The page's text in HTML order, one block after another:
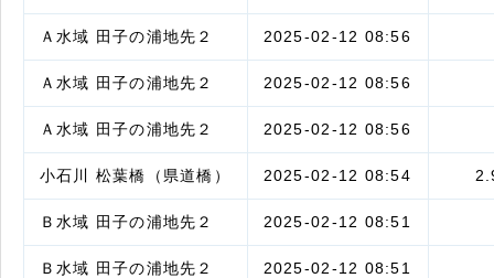
Ａ水域 田子の浦地先２ 2025-02-12 08:56
Ａ水域 田子の浦地先２ 2025-02-12 08:56
Ａ水域 田子の浦地先２ 2025-02-12 08:56
小石川 松葉橋（県道橋） 2025-02-12 08:54
Ｂ水域 田子の浦地先２ 2025-02-12 08:51
Ｂ水域 田子の浦地先２ 2025-02-12 08:51